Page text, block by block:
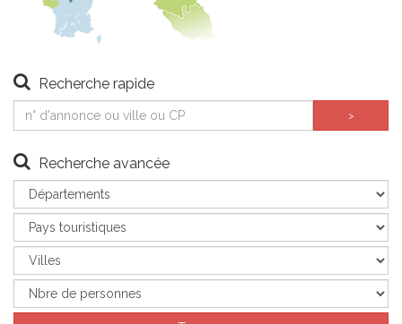
Recherche rapide
Recherche avancée